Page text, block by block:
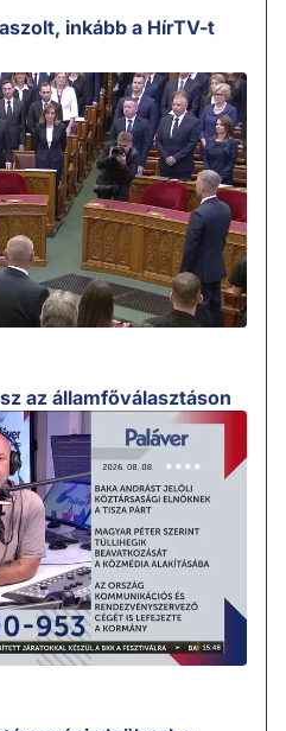
inkább a HírTV-t
az államfőválasztáson